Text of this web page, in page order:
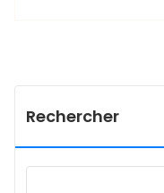
Rechercher